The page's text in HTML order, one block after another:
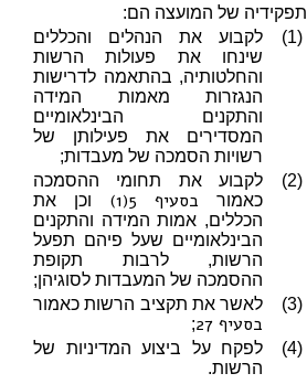
תפקידיה של המועצה הם:
(1)
לקבוע את הנהלים והכללים
שינחו את פעולות הרשות
והחלטותיה, בהתאמה לדרישות
הנגזרות מאמות המידה
והתקנים הבינלאומיים
המסדירים את פעילותן של
רשויות הסמכה של מעבדות;
(2)
לקבוע את תחומי ההסמכה
כאמור בסעיף 5(1)
וכן את
הכללים, אמות המידה והתקנים
הבינלאומיים שעל פיהם תפעל
הרשות, לרבות תקופת
ההסמכה של המעבדות לסוגיהן;
(3)
לאשר את תקציב הרשות כאמור
בסעיף 27
;
(4)
לפקח על ביצוע המדיניות של
הרשות.